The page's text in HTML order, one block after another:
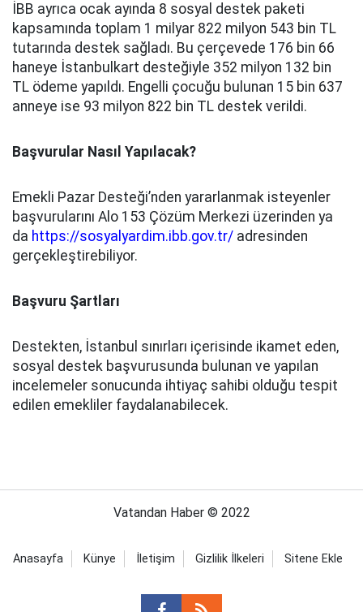
İBB ayrıca ocak ayında 8 sosyal destek paketi
kapsamında toplam 1 milyar 822 milyon 543 bin TL
tutarında destek sağladı. Bu çerçevede 176 bin 66
haneye İstanbulkart desteğiyle 352 milyon 132 bin
TL ödeme yapıldı. Engelli çocuğu bulunan 15 bin 637
anneye ise 93 milyon 822 bin TL destek verildi.
Başvurular Nasıl Yapılacak?
Emekli Pazar Desteği’nden yararlanmak isteyenler
başvurularını Alo 153 Çözüm Merkezi üzerinden ya
da https://sosyalyardim.ibb.gov.tr/ adresinden
gerçekleştirebiliyor.
Başvuru Şartları
Destekten, İstanbul sınırları içerisinde ikamet eden,
sosyal destek başvurusunda bulunan ve yapılan
incelemeler sonucunda ihtiyaç sahibi olduğu tespit
edilen emekliler faydalanabilecek.
Vatandan Haber © 2022
Anasayfa Künye İletişim Gizlilik İlkeleri Sitene Ekle